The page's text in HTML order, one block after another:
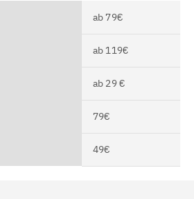
ab 79€
ab 119€
ab 29 €
79€
49€